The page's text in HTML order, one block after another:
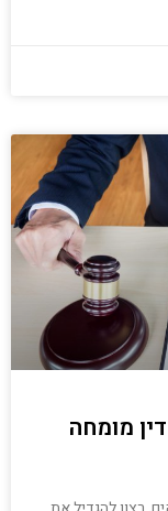
מומחה